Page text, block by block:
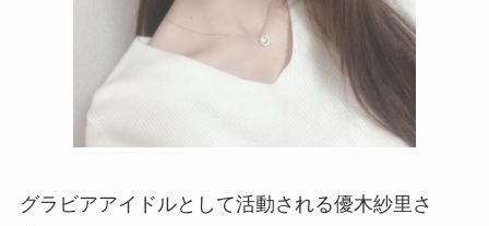
グラビアアイドルとして活動される優木紗里さ